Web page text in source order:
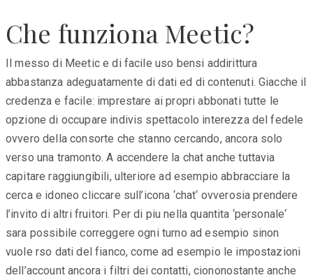
Che funziona Meetic?
Il messo di Meetic e di facile uso bensi addirittura
abbastanza adeguatamente di dati ed di contenuti. Giacche il
credenza e facile: imprestare ai propri abbonati tutte le
opzione di occupare indivis spettacolo interezza del fedele
ovvero della consorte che stanno cercando, ancora solo
verso una tramonto. A accendere la chat anche tuttavia
capitare raggiungibili, ulteriore ad esempio abbracciare la
cerca e idoneo cliccare sull’icona ‘chat‘ ovverosia prendere
l’invito di altri fruitori. Per di piu nella quantita ‘personale‘
sara possibile correggere ogni turno ad esempio sinon
vuole rso dati del fianco, come ad esempio le impostazioni
dell’account ancora i filtri dei contatti, ciononostante anche